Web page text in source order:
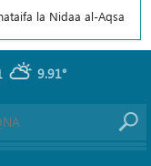
la Nidaa al-Aqsa
9.91°